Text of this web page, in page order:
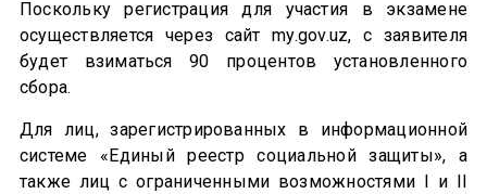
Поскольку регистрация для участия в экзамене
осуществляется через сайт my.gov.uz, с заявителя
будет взиматься 90 процентов установленного
сбора.
Для лиц, зарегистрированных в информационной
системе «Единый реестр социальной защиты», а
также лиц с ограниченными возможностями I и II